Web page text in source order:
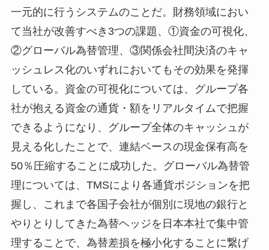
一元的に行うシステムのことだ。財務領域におい
て当社が改善すべき3つの課題、①資金の可視化、
②グローバル為替管理、③関係会社間決済のキャ
ッシュレス化のいずれにおいてもその効果を発揮
している。資金の可視化については、グループ各
社が抱える資金の通貨・額をリアルタイムで把握
できるようになり、グループ全体のキャッシュが
見える化したことで、連結ベースの現金保有高を
50％圧縮することに成功した。グローバル為替管
理については、TMSにより各通貨ポジションを把
握し、これまで各国子会社が個別に現地の銀行と
やりとりしてきた為替ヘッジを日本本社で集中管
理することで、為替差損を極小化することに繋げ